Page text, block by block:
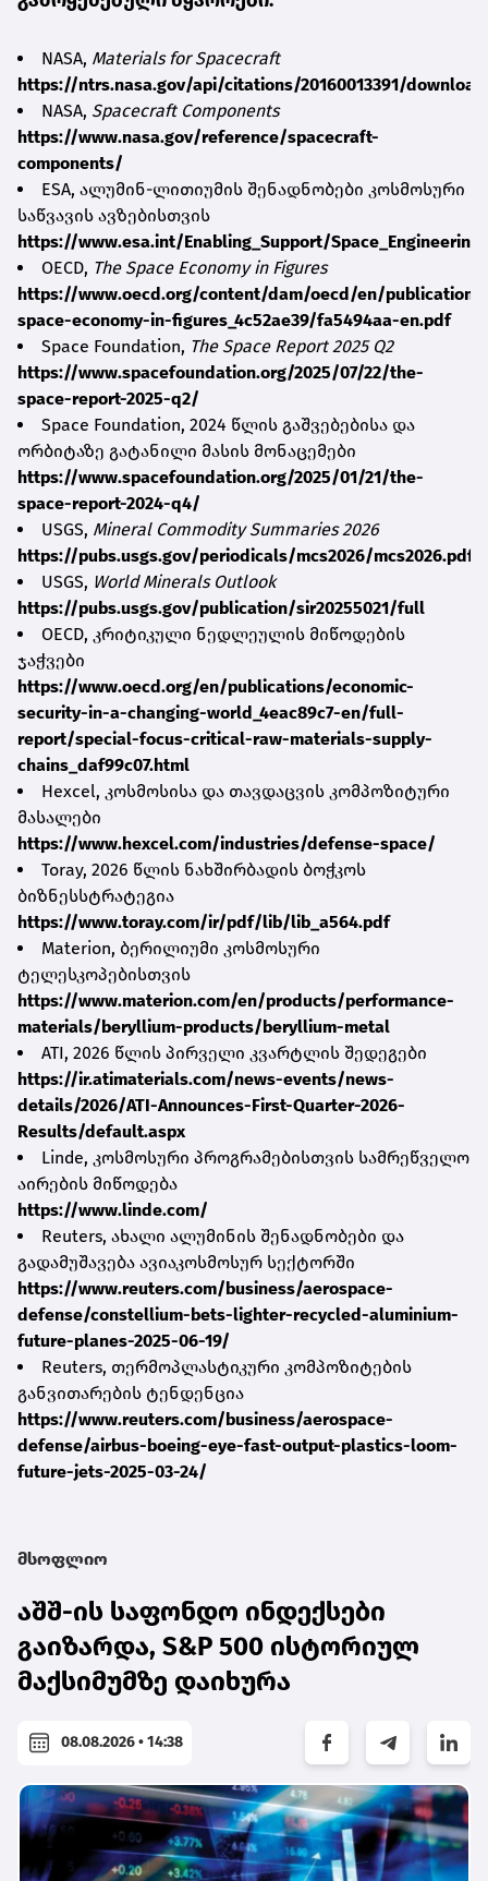
NASA, Materials for Spacecraft
https://ntrs.nasa.gov/api/citations/20160013391/
NASA, Spacecraft Components
https://www.nasa.gov/reference/spacecraft-
components/
ESA, ალუმინ-ლითიუმის შენადნობები კოსმოსური
საწვავის ავზებისთვის
https://www.esa.int/Enabling_Support/
OECD, The Space Economy in Figures
https://www.oecd.org/content/dam/oecd/en/
space-economy-in-figures_4c52ae39/fa5494aa-en.pdf
Space Foundation, The Space Report 2025 Q2
https://www.spacefoundation.org/2025/07/22/the-
space-report-2025-q2/
Space Foundation, 2024 წლის გაშვებებისა და
ორბიტაზე გატანილი მასის მონაცემები
https://www.spacefoundation.org/2025/01/21/the-
space-report-2024-q4/
USGS, Mineral Commodity Summaries 2026
https://pubs.usgs.gov/periodicals/mcs2026/mcs2026.pdf
USGS, World Minerals Outlook
https://pubs.usgs.gov/publication/sir20255021/full
OECD, კრიტიკული ნედლეულის მიწოდების
ჯაჭვები
https://www.oecd.org/en/publications/economic-
security-in-a-changing-world_4eac89c7-en/full-
report/special-focus-critical-raw-materials-supply-
chains_daf99c07.html
Hexcel, კოსმოსისა და თავდაცვის კომპოზიტური
მასალები
https://www.hexcel.com/industries/defense-space/
Toray, 2026 წლის ნახშირბადის ბოჭკოს
ბიზნესსტრატეგია
https://www.toray.com/ir/pdf/lib/lib_a564.pdf
Materion, ბერილიუმი კოსმოსური
ტელესკოპებისთვის
https://www.materion.com/en/products/performance-
materials/beryllium-products/beryllium-metal
ATI, 2026 წლის პირველი კვარტლის შედეგები
https://ir.atimaterials.com/news-events/news-
details/2026/ATI-Announces-First-Quarter-2026-
Results/default.aspx
Linde, კოსმოსური პროგრამებისთვის სამრეწველო
აირების მიწოდება
https://www.linde.com/
Reuters, ახალი ალუმინის შენადნობები და
გადამუშავება ავიაკოსმოსურ სექტორში
https://www.reuters.com/business/aerospace-
defense/constellium-bets-lighter-recycled-aluminium-
future-planes-2025-06-19/
Reuters, თერმოპლასტიკური კომპოზიტების
განვითარების ტენდენცია
https://www.reuters.com/business/aerospace-
defense/airbus-boeing-eye-fast-output-plastics-loom-
future-jets-2025-03-24/
მსოფლიო
აშშ-ის საფონდო ინდექსები
გაიზარდა, S&P 500 ისტორიულ
მაქსიმუმზე დაიხურა
08.08.2026 • 14:38